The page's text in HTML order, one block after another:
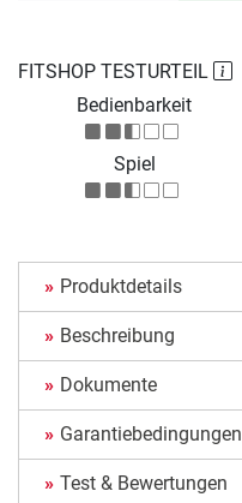
FITSHOP TESTURTEIL
Bedienbarkeit
Spiel
Produktdetails
Beschreibung
Dokumente
Garantiebedingungen
Test & Bewertungen